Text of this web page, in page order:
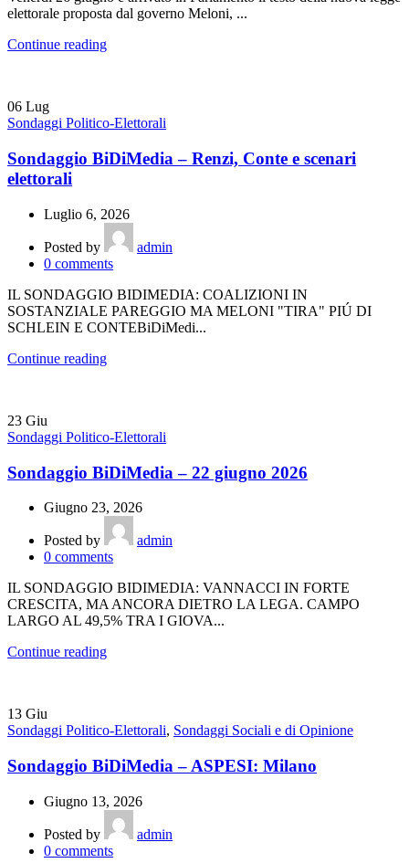
elettorale proposta dal governo Meloni, ...
Continue reading
06 Lug
Sondaggi Politico-Elettorali
Sondaggio BiDiMedia – Renzi, Conte e scenari
elettorali
Luglio 6, 2026
Posted by
admin
0 comments
IL SONDAGGIO BIDIMEDIA: COALIZIONI IN
SOSTANZIALE PAREGGIO MA MELONI "TIRA" PIÚ DI
SCHLEIN E CONTEBiDiMedi...
Continue reading
23 Giu
Sondaggi Politico-Elettorali
Sondaggio BiDiMedia – 22 giugno 2026
Giugno 23, 2026
Posted by
admin
0 comments
IL SONDAGGIO BIDIMEDIA: VANNACCI IN FORTE
CRESCITA, MA ANCORA DIETRO LA LEGA. CAMPO
LARGO AL 49,5% TRA I GIOVA...
Continue reading
13 Giu
Sondaggi Politico-Elettorali, Sondaggi Sociali e di Opinione
Sondaggio BiDiMedia – ASPESI: Milano
Giugno 13, 2026
Posted by
admin
0 comments